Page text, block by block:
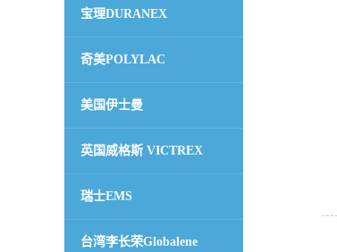
宝理DURANEX
奇美POLYLAC
美国伊士曼
英国威格斯 VICTREX
瑞士EMS
台湾李长荣Globalene